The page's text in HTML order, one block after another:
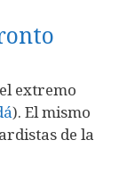
extremo
). El mismo
de la